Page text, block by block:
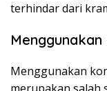
terhindar dari
Menggunakan